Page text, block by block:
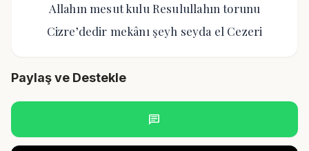
Allahın mesut kulu Resulullahın torunu
Cizre’dedir mekânı şeyh seyda el Cezeri
Paylaş ve Destekle
chat